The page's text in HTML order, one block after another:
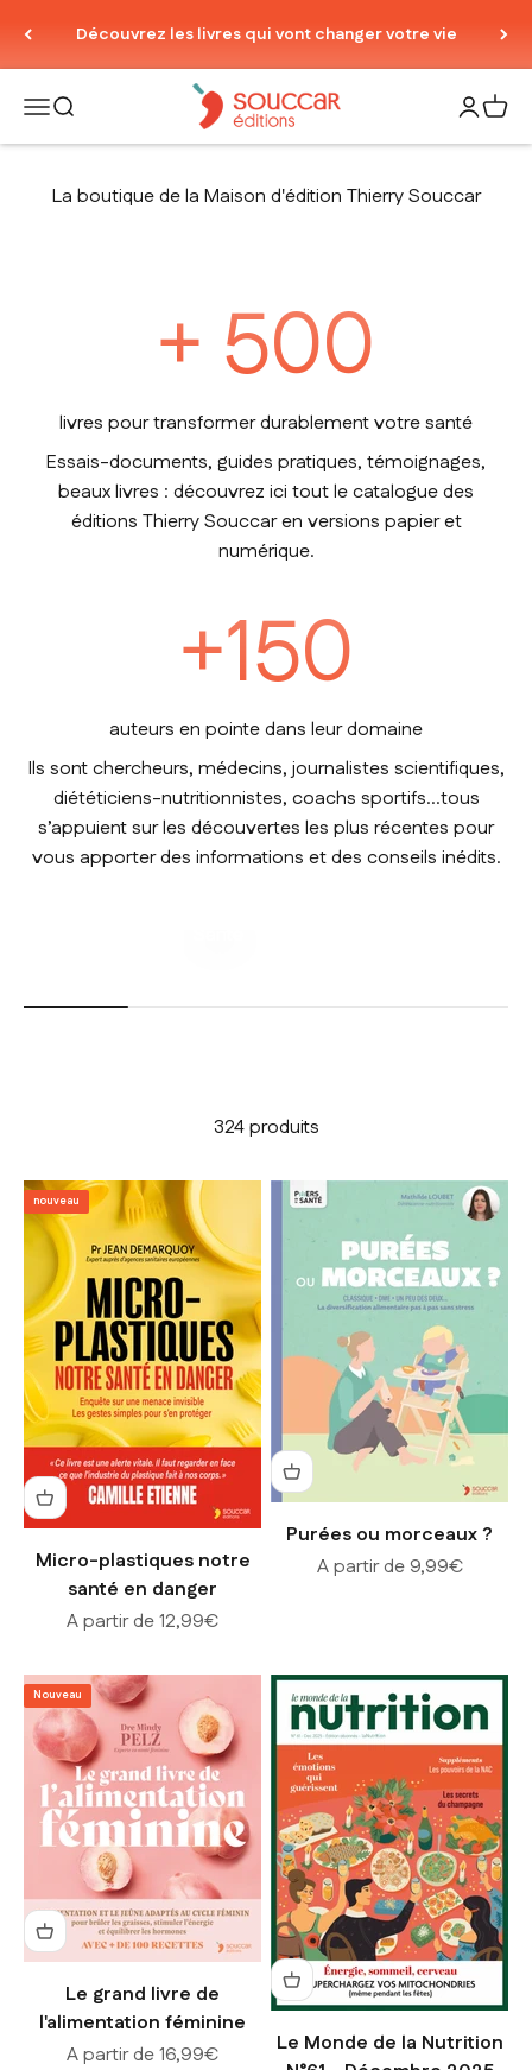
Découvrez les livres qui vont changer votre vie
Ouvrir la navigation
Ouvrir la rechercheThierry Souccar Editions Ouvrir
Voir
La boutique de la Maison d'édition Thierry Souccar
+ 500
livres pour transformer durablement votre santé
Essais-documents, guides pratiques, témoignages,
beaux livres : découvrez ici tout le catalogue des
éditions Thierry Souccar en versions papier et
numérique.
+150
auteurs en pointe dans leur domaine
Ils sont chercheurs, médecins, journalistes scientifiques,
diététiciens-nutritionnistes, coachs sportifs…tous
s’appuient sur les découvertes les plus récentes pour
vous apporter des informations et des conseils inédits.
324 produits
nouveau
Micro-plastiques notre
santé en danger
Prix de vente
A partir de 12,99€
Purées ou morceaux ?
Prix de vente
A partir de 9,99€
Nouveau
Le grand livre de
l'alimentation féminine
Prix de vente
A partir de 16,99€
Le Monde de la Nutrition